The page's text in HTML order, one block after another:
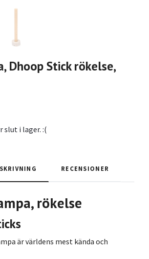
Dhoop Stick rökelse,
slut i lager. :(
RECENSIONER
rökelse
är världens mest kända och